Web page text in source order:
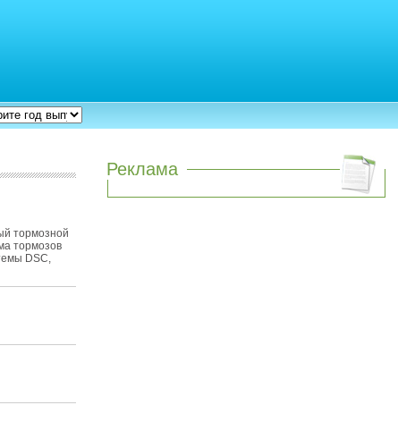
тормозной
тормозов
DSC,
Реклама